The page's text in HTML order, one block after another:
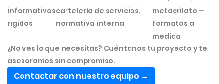
informativos
rígidos
cartelería de servicios,
normativa interna
metacrilato —
formatos a
medida
¿No ves lo que necesitas? Cuéntanos tu proyecto y te
asesoramos sin compromiso.
Contactar con nuestro equipo →